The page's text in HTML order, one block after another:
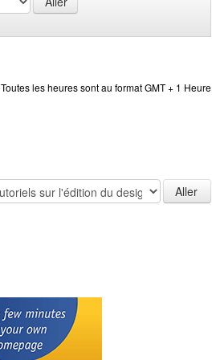
Toutes les heures sont au format GMT + 1 Heure